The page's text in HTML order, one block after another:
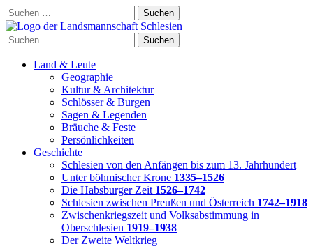
Skip
to
content
Suchen
nach:
Suchen
nach:
Land & Leute
Geographie
Kultur & Architektur
Schlösser & Burgen
Sagen & Legenden
Bräuche & Feste
Persönlichkeiten
Geschichte
Schlesien von den Anfängen bis zum 13. Jahrhundert
Unter böhmischer Krone 1335–1526
Die Habsburger Zeit 1526–1742
Schlesien zwischen Preußen und Österreich 1742–1918
Zwischenkriegszeit und Volksabstimmung in
Oberschlesien 1919–1938
Der Zweite Weltkrieg